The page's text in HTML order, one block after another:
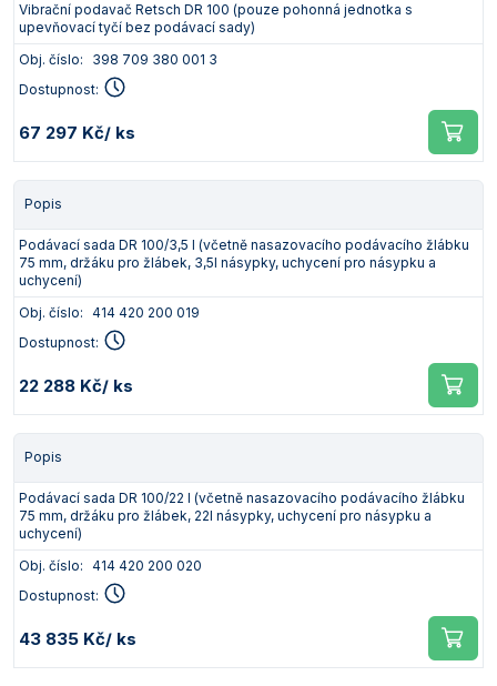
Vibrační podavač Retsch DR 100 (pouze pohonná jednotka s
upevňovací tyčí bez podávací sady)
Obj. číslo:
398 709 380 001 3
Dostupnost:
67 297 Kč/ ks
Popis
Podávací sada DR 100/3,5 l (včetně nasazovacího podávacího žlábku
75 mm, držáku pro žlábek, 3,5l násypky, uchycení pro násypku a
uchycení)
Obj. číslo: 414 420 200 019
Dostupnost:
22 288 Kč/ ks
Popis
Podávací sada DR 100/22 l (včetně nasazovacího podávacího žlábku
75 mm, držáku pro žlábek, 22l násypky, uchycení pro násypku a
uchycení)
Obj. číslo: 414 420 200 020
Dostupnost:
43 835 Kč/ ks